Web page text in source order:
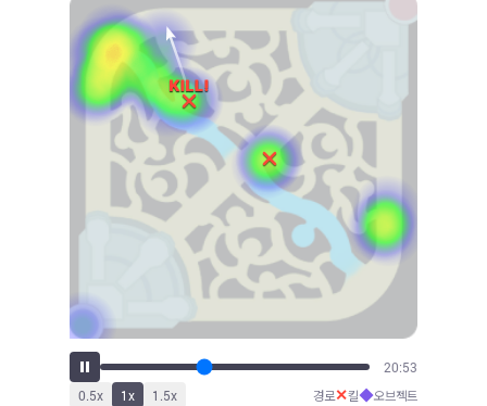
23:00
0.5x 1x 1.5x 경로✕킬◆오브젝트